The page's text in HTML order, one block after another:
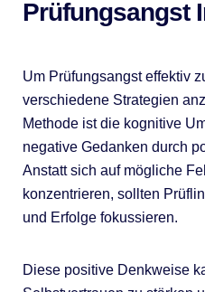
Prüfungsangst
Um Prüfungsangst effektiv
verschiedene Strategien
Methode ist die kognitive
negative Gedanken durch
Anstatt sich auf mögliche
konzentrieren, sollten
und Erfolge fokussieren.
Diese positive Denkweise